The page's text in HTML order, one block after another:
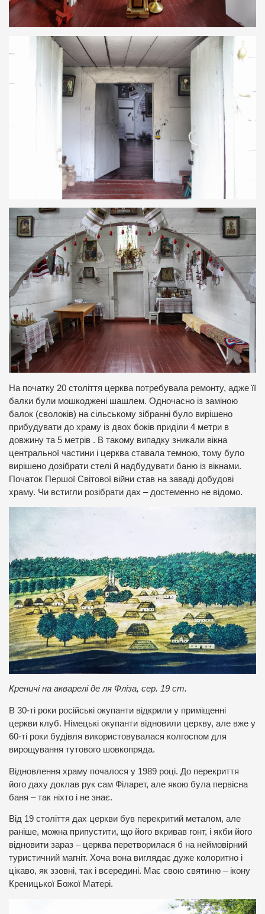
На початку 20 століття церква потребувала ремонту, адже її
балки були мошкоджені шашлем. Одночасно із заміною
балок (сволоків) на сільському зібранні було вирішено
прибудувати до храму із двох боків приділи 4 метри в
довжину та 5 метрів . В такому випадку зникали вікна
центральної частини і церква ставала темною, тому було
вирішено дозібрати стелі й надбудувати баню із вікнами.
Початок Першої Світової війни став на заваді добудові
храму. Чи встигли розібрати дах – достеменно не відомо.
Креничі на акварелі де ля Фліза, сер. 19 ст.
В 30-ті роки російські окупанти відкрили у приміщенні
церкви клуб. Німецькі окупанти відновили церкву, але вже у
60-ті роки будівля використовувалася колгоспом для
вирощування тутового шовкопряда.
Відновлення храму почалося у 1989 році. До перекриття
його даху доклав рук сам Філарет, але якою була первісна
баня – так ніхто і не знає.
Від 19 століття дах церкви був перекритий металом, але
раніше, можна припустити, що його вкривав гонт, і якби його
відновити зараз – церква перетворилася б на неймовірний
туристичний магніт. Хоча вона виглядає дуже колоритно і
цікаво, як ззовні, так і всередині. Має свою святиню – ікону
Креницької Божої Матері.